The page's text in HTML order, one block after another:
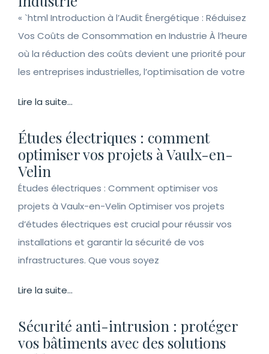
« `html Introduction à l’Audit Énergétique : Réduisez
Vos Coûts de Consommation en Industrie À l’heure
où la réduction des coûts devient une priorité pour
les entreprises industrielles, l’optimisation de votre
Lire la suite...
Études électriques : comment
optimiser vos projets à Vaulx-en-
Velin
Études électriques : Comment optimiser vos
projets à Vaulx-en-Velin Optimiser vos projets
d’études électriques est crucial pour réussir vos
installations et garantir la sécurité de vos
infrastructures. Que vous soyez
Lire la suite...
Sécurité anti-intrusion : protéger
vos bâtiments avec des solutions